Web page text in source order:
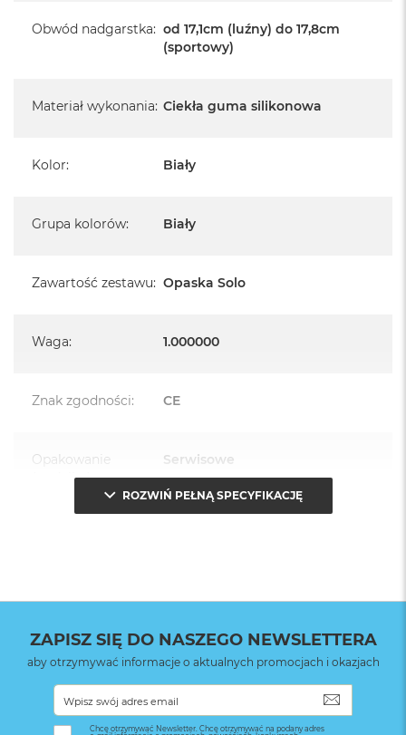
Obwód nadgarstka: od 17,1cm (luźny) do 17,8cm
(sportowy)
Materiał wykonania: Ciekła guma silikonowa
Kolor: Biały
Grupa kolorów: Biały
Zawartość zestawu: Opaska Solo
Waga: 1.000000
Znak zgodności: CE
Opakowanie
(pudełko):
Serwisowe
ROZWIŃ PEŁNĄ SPECYFIKACJĘ
ZAPISZ SIĘ DO NASZEGO NEWSLETTERA
aby otrzymywać informacje o aktualnych promocjach i okazjach
Chcę otrzymywać Newsletter. Chcę otrzymywać na podany adres